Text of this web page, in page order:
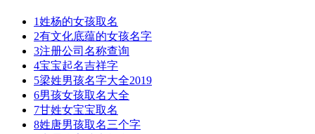
1姓杨的女孩取名
2有文化底蕴的女孩名字
3注册公司名称查询
4宝宝起名吉祥字
5梁姓男孩名字大全2019
6男孩女孩取名大全
7甘姓女宝宝取名
8姓唐男孩取名三个字